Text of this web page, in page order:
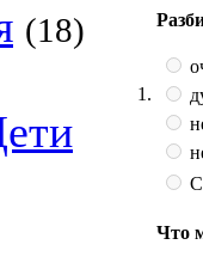
(18)
1.
Что